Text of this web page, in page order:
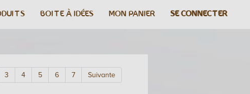
BOITE À IDÉES MON PANIER SE CONNECTER
3 4 5 6 7 Suivante